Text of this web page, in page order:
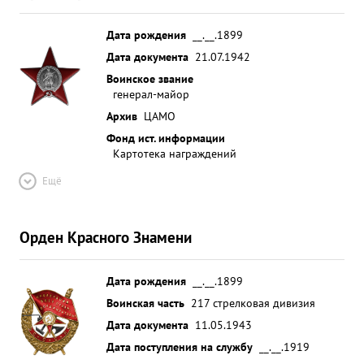
направлении опять же возглавляя опер. группу и
находясь на вспомогательном КП обеспечил
боевое сколачивание еще не обстрелянных
частей 97 сд и 52.СК. Находясь постоянно под
огнем артиллерии и авиации противника часто
выполнял и выполняет специальные Задания
Командования. за решительные действия по
обеспечению боевыми операциями частей и
проявленные при выполнения специальных
достоин и заслуживает награждения высокой
правительственной наградой орденом, Красного
Дата рождения
__.__.1899
Дата документа 21.07.1942
Воинское звание
генерал-майор
Архив ЦАМО
Фонд ист. информации
Картотека награждений
Ещё
Орден Красного Знамени
Дата рождения
__.__.1899
Воинская часть 217 стрелковая дивизия
Дата документа 11.05.1943
Дата поступления на службу
__.__.1919